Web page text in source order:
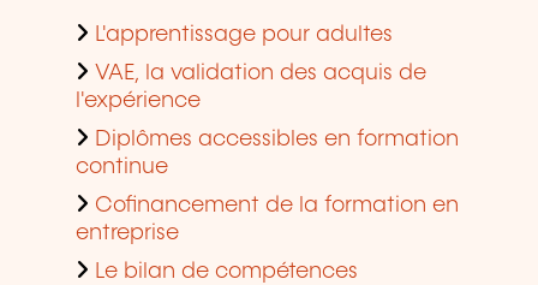
L'apprentissage pour adultes
VAE, la validation des acquis de
l'expérience
Diplômes accessibles en formation
continue
Cofinancement de la formation en
entreprise
Le bilan de compétences